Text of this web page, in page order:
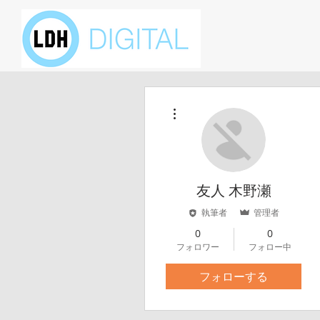
友人 木野瀬
執筆者 管理者
0
フォロワー
0
フォロー中
フォローする